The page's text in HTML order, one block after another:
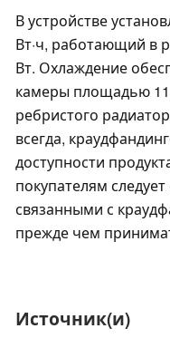
В устройстве
Вт·ч, работающий в
Вт. Охлаждение
камеры площадью
ребристого
всегда,
доступности
покупателям
связанными с
прежде чем
Источник(и)